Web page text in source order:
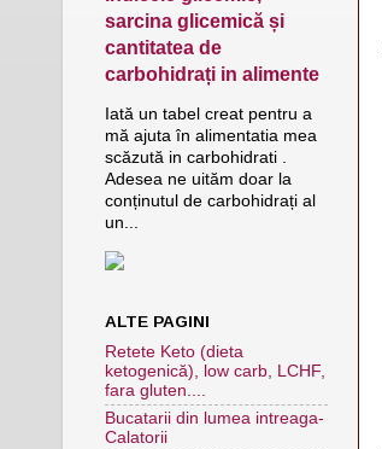
sarcina glicemică și
cantitatea de
carbohidrați in alimente
Iată un tabel creat pentru a
mă ajuta în alimentatia mea
scăzută in carbohidrati .
Adesea ne uităm doar la
conținutul de carbohidrați al
un...
ALTE PAGINI
Retete Keto (dieta
ketogenică), low carb, LCHF,
fara gluten....
Bucatarii din lumea intreaga-
Calatorii